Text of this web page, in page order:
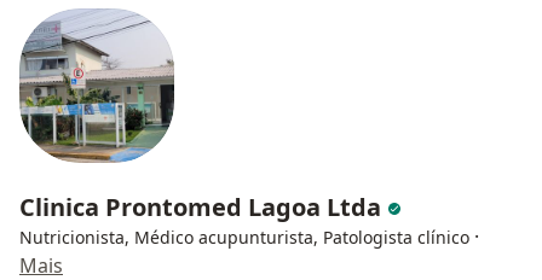
Clinica Prontomed Lagoa Ltda
Nutricionista, Médico acupunturista, Patologista clínico ·
Mais